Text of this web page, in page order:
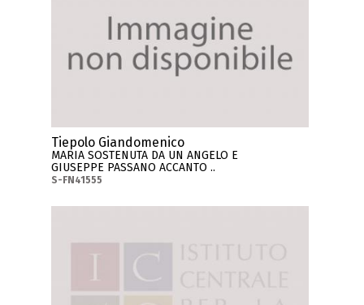
Tiepolo Giandomenico
MARIA SOSTENUTA DA UN ANGELO E
GIUSEPPE PASSANO ACCANTO ..
S-FN41555